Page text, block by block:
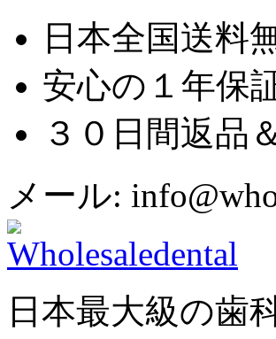
日本全国送料
安心の１年保
３０日間返品
メール:
日本最大級の歯